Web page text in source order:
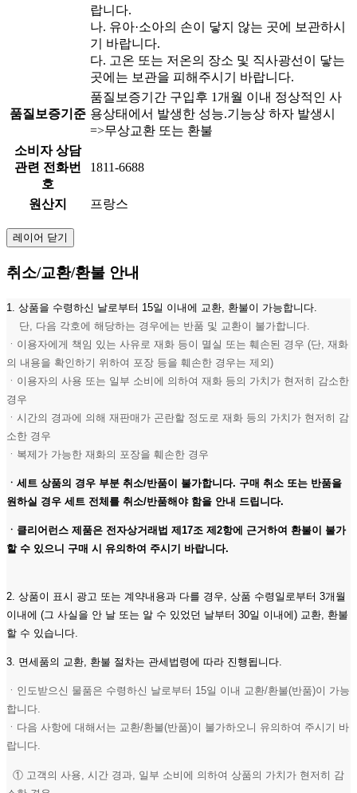
랍니다.
나. 유아·소아의 손이 닿지 않는 곳에 보관하시
기 바랍니다.
다. 고온 또는 저온의 장소 및 직사광선이 닿는
곳에는 보관을 피해주시기 바랍니다.
품질보증기준
품질보증기간 구입후 1개월 이내 정상적인 사
용상태에서 발생한 성능.기능상 하자 발생시
=>무상교환 또는 환불
소비자 상담
관련 전화번
호
1811-6688
원산지 프랑스
레이어 닫기
취소/교환/환불 안내
1. 상품을 수령하신 날로부터 15일 이내에 교환, 환불이 가능합니다.
단, 다음 각호에 해당하는 경우에는 반품 및 교환이 불가합니다.
ㆍ이용자에게 책임 있는 사유로 재화 등이 멸실 또는 훼손된 경우 (단, 재화
의 내용을 확인하기 위하여 포장 등을 훼손한 경우는 제외)
ㆍ이용자의 사용 또는 일부 소비에 의하여 재화 등의 가치가 현저히 감소한
경우
ㆍ시간의 경과에 의해 재판매가 곤란할 정도로 재화 등의 가치가 현저히 감
소한 경우
ㆍ복제가 가능한 재화의 포장을 훼손한 경우
ㆍ세트 상품의 경우 부분 취소/반품이 불가합니다. 구매 취소 또는 반품을
원하실 경우 세트 전체를 취소/반품해야 함을 안내 드립니다.
ㆍ클리어런스 제품은 전자상거래법 제17조 제2항에 근거하여 환불이 불가
할 수 있으니 구매 시 유의하여 주시기 바랍니다.
2. 상품이 표시 광고 또는 계약내용과 다를 경우, 상품 수령일로부터 3개월
이내에 (그 사실을 안 날 또는 알 수 있었던 날부터 30일 이내에) 교환, 환불
할 수 있습니다.
3. 면세품의 교환, 환불 절차는 관세법령에 따라 진행됩니다.
ㆍ인도받으신 물품은 수령하신 날로부터 15일 이내 교환/환불(반품)이 가능
합니다.
ㆍ다음 사항에 대해서는 교환/환불(반품)이 불가하오니 유의하여 주시기 바
랍니다.
① 고객의 사용, 시간 경과, 일부 소비에 의하여 상품의 가치가 현저히 감